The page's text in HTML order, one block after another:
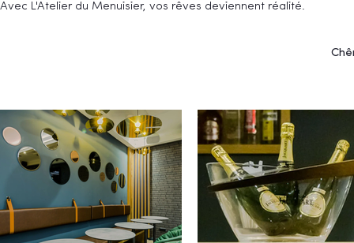
Avec L'Atelier du Menuisier, vos rêves deviennent réalité.